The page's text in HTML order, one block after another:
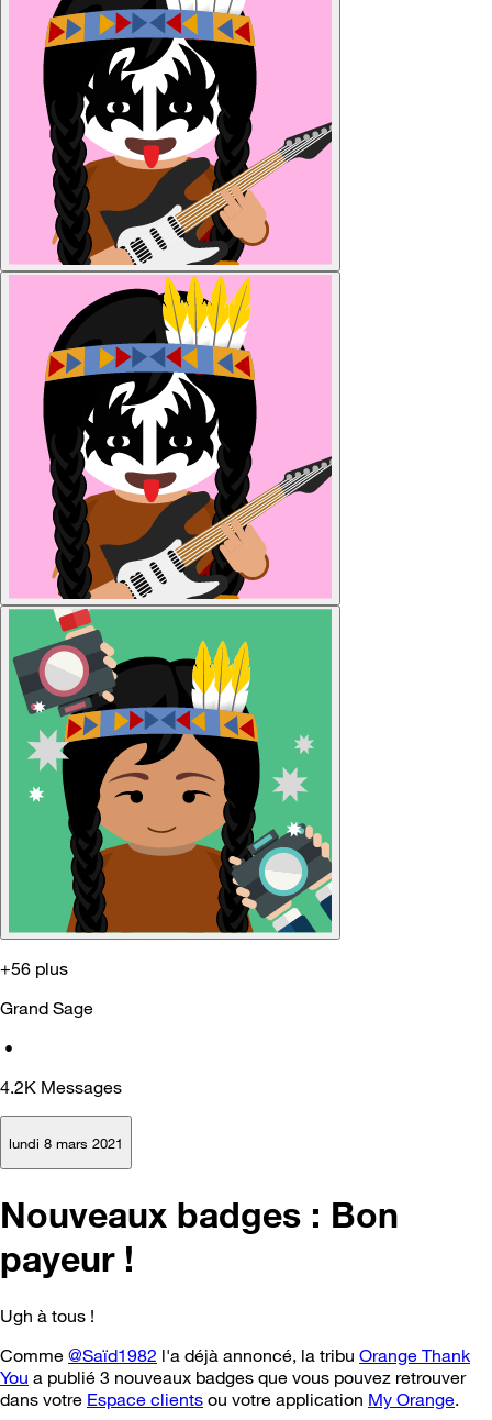
+56 plus
Grand Sage
•
4.2K Messages
lundi 8 mars 2021
Nouveaux badges : Bon
payeur !
Ugh à tous !
Comme @Saïd1982 l'a déjà annoncé, la tribu Orange Thank
You a publié 3 nouveaux badges que vous pouvez retrouver
dans votre Espace clients ou votre application My Orange.